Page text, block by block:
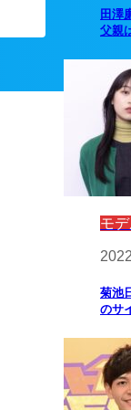
田澤
父親
モ
菊池
のサ